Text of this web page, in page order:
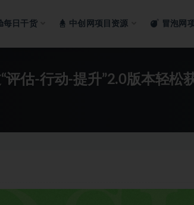
每日干货 中创网项目资源 冒泡网
估-行动-提升”2.0版本轻